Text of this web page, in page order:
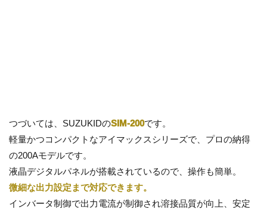
つづいては、SUZUKIDのSIM-200です。
軽量かつコンパクトなアイマックスシリーズで、プロの納得
の200Aモデルです。
液晶デジタルパネルが搭載されているので、操作も簡単。
微細な出力設定まで対応できます。
インバータ制御で出力電流が制御され溶接品質が向上、安定